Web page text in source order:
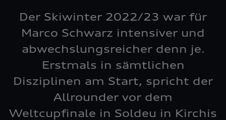
Der Skiwinter 2022/23 war für
Marco Schwarz intensiver und
abwechslungsreicher denn je.
Erstmals in sämtlichen
Disziplinen am Start, spricht der
Allrounder vor dem
Weltcupfinale in Soldeu in Kirchis